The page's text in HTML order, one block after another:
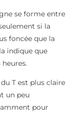
se forme entre
si la
foncée que la
indique que
T est plus claire
un peu
pour